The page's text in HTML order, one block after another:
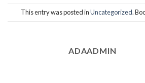
This entry was posted inUncategorized.
ADAADMIN